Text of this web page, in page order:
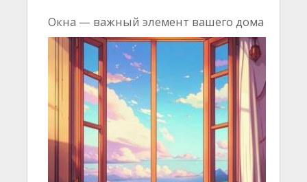
Окна — важный элемент вашего дома